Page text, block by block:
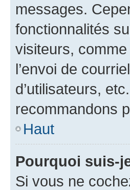
messages.
fonctionnalités
visiteurs,
l’envoi de
d’utilisateurs,
recommandons
Haut
Pourquoi suis-
Si vous ne